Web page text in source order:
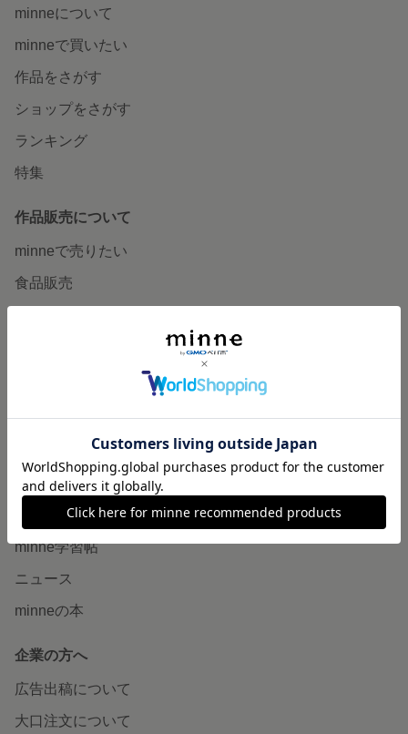
minneについて
minneで買いたい
作品をさがす
ショップをさがす
ランキング
特集
作品販売について
minneで売りたい
食品販売
販売支援企画・イベント
読みもの
minneとものづくりと
minne学習帖
ニュース
minneの本
企業の方へ
広告出稿について
大口注文について